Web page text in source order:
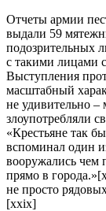
Отчеты армии
выдали 59
подозрительных
с такими лицами
Выступления
масштабный
не удивительно
злоупотребляли
«Крестьяне так
вспоминал один
вооружались чем
прямо в
не просто
[xxix]